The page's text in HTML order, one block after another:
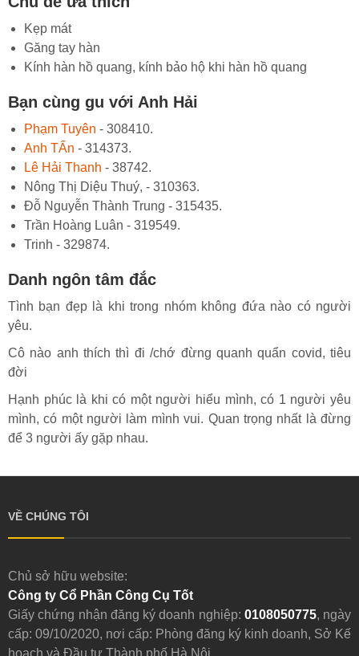
Kẹp mát
Găng tay hàn
Kính hàn hồ quang, kính bảo hộ khi hàn hồ quang
Bạn cùng gu với Anh Hải
Phạm Tuyên - 308410.
Anh TẤn - 314373.
Lê Hải Thanh - 38742.
Nông Thị Diệu Thuý, - 310363.
Đỗ Nguyễn Thành Trung - 315435.
Trần Hoàng Luân - 319549.
Trinh - 329874.
Danh ngôn tâm đắc
Tình bạn đẹp là khi trong nhóm không đứa nào có người
yêu.
Cô nào anh thích thì đi /chớ đừng quanh quẩn covid, tiêu
đời
Hạnh phúc là khi có một người hiểu mình, có 1 người yêu
mình, có một người làm mình vui. Quan trọng nhất là đừng
để 3 người ấy gặp nhau.
VỀ CHÚNG TÔI
Chủ sở hữu website:
Công ty Cổ Phần Công Cụ Tốt
Giấy chứng nhận đăng ký doanh nghiệp: 0108050775, ngày
cấp: 09/10/2020, nơi cấp: Phòng đăng ký kinh doanh, Sở Kế
hoạch và Đầu tư Thành phố Hà Nội